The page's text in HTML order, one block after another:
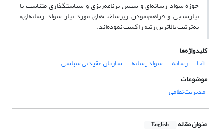
حوزه سواد رسانه‌ای و سپس برنامه‌ریزی و سیاستگذاری متناسب با
نیازسنجی و فراهم‌نمودن زیرساخت‌های مورد نیاز سواد رسانه‌ای»
به‌ترتیب بالاترین رتبه را کسب نموده‌اند.
کلیدواژه‌ها
آجا
رسانه سواد رسانه
سازمان عقیدتی سیاسی
موضوعات
مدیریت نظامی
عنوان مقاله English